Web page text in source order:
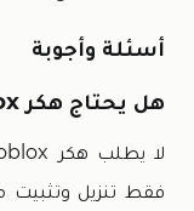
أسئلة وأجوبة
هل يحتاج هكر Roblox روت؟